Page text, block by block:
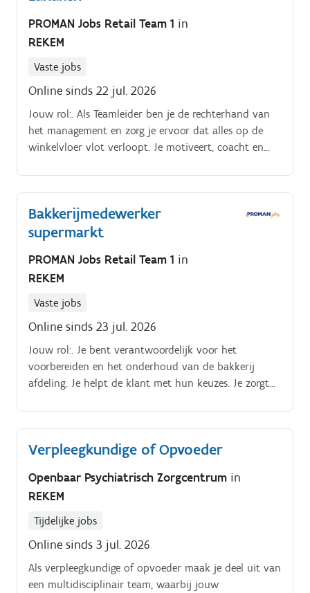
PROMAN Jobs Retail Team 1 in
REKEM
Vaste jobs
Online sinds 22 jul. 2026
Jouw rol:. Als Teamleider ben je de rechterhand van
het management en zorg je ervoor dat alles op de
winkelvloer vlot verloopt. Je motiveert, coacht en
halen. Met jouw organisatietalent en
verantwoordelijkheidszin zorg je dat de juiste mensen
op het juiste moment op de juiste plek staan.
Bakkerijmedewerker
supermarkt
PROMAN Jobs Retail Team 1 in
REKEM
Vaste jobs
Online sinds 23 jul. 2026
Jouw rol:. Je bent verantwoordelijk voor het
voorbereiden en het onderhoud van de bakkerij
afdeling. Je helpt de klant met hun keuzes. Je zorgt
Verpleegkundige of Opvoeder
Openbaar Psychiatrisch Zorgcentrum in
REKEM
Tijdelijke jobs
Online sinds 3 jul. 2026
Als verpleegkundige of opvoeder maak je deel uit van
een multidisciplinair team, waarbij jouw